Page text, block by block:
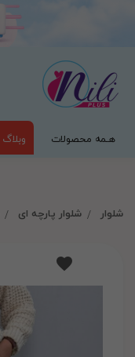
هـمه محصولات وبلاگ
شلوار شلوار پارچه ای